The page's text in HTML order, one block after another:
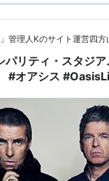
ント。
時に弟リアムが結成
マシューズと結婚。
」管理人Kのサイト運営四
リティ・スタジア
オアシス